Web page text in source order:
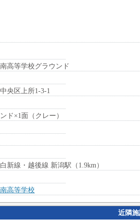
高等学校グラウンド
央区上所1-3-1
ド×1面（クレー）
新線・越後線 新潟駅（1.9km）
高等学校
近隣